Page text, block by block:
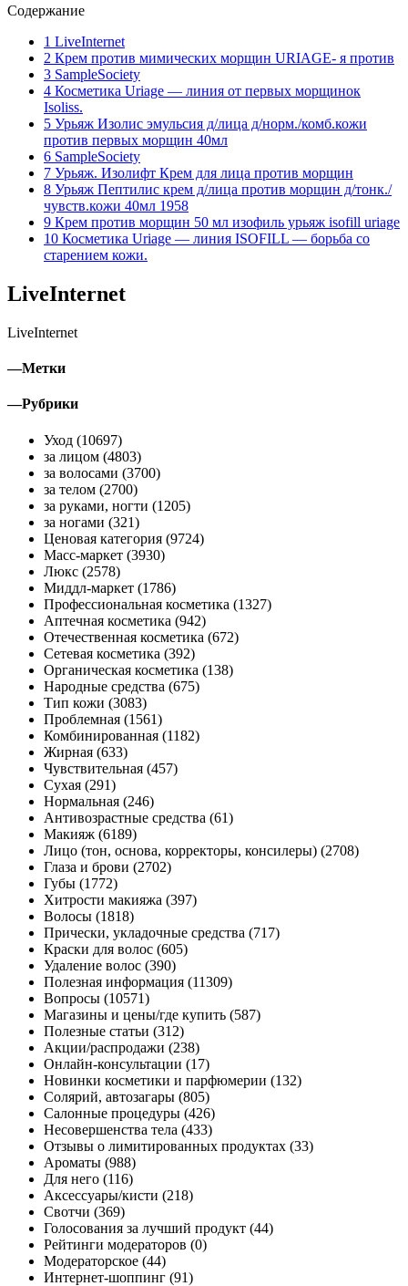
Содержание
1 LiveInternet
2 Крем против мимических морщин URIAGE- я против
3 SampleSociety
4 Косметика Uriage — линия от первых морщинок
Isoliss.
5 Урьяж Изолис эмульсия д/лица д/норм./комб.кожи
против первых морщин 40мл
6 SampleSociety
7 Урьяж. Изолифт Крем для лица против морщин
8 Урьяж Пептилис крем д/лица против морщин д/тонк./
чувств.кожи 40мл 1958
9 Крем против морщин 50 мл изофиль урьяж isofill uriage
10 Косметика Uriage — линия ISOFILL — борьба со
старением кожи.
LiveInternet
LiveInternet
—Метки
—Рубрики
Уход (10697)
за лицом (4803)
за волосами (3700)
за телом (2700)
за руками, ногти (1205)
за ногами (321)
Ценовая категория (9724)
Масс-маркет (3930)
Люкс (2578)
Миддл-маркет (1786)
Профессиональная косметика (1327)
Аптечная косметика (942)
Отечественная косметика (672)
Сетевая косметика (392)
Органическая косметика (138)
Народные средства (675)
Тип кожи (3083)
Проблемная (1561)
Комбинированная (1182)
Жирная (633)
Чувствительная (457)
Сухая (291)
Нормальная (246)
Антивозрастные средства (61)
Макияж (6189)
Лицо (тон, основа, корректоры, консилеры) (2708)
Глаза и брови (2702)
Губы (1772)
Хитрости макияжа (397)
Волосы (1818)
Прически, укладочные средства (717)
Краски для волос (605)
Удаление волос (390)
Полезная информация (11309)
Вопросы (10571)
Магазины и цены/где купить (587)
Полезные статьи (312)
Акции/распродажи (238)
Онлайн-консультации (17)
Новинки косметики и парфюмерии (132)
Солярий, автозагары (805)
Салонные процедуры (426)
Несовершенства тела (433)
Отзывы о лимитированных продуктах (33)
Ароматы (988)
Для него (116)
Аксессуары/кисти (218)
Свотчи (369)
Голосования за лучший продукт (44)
Рейтинги модераторов (0)
Модераторское (44)
Интернет-шоппинг (91)